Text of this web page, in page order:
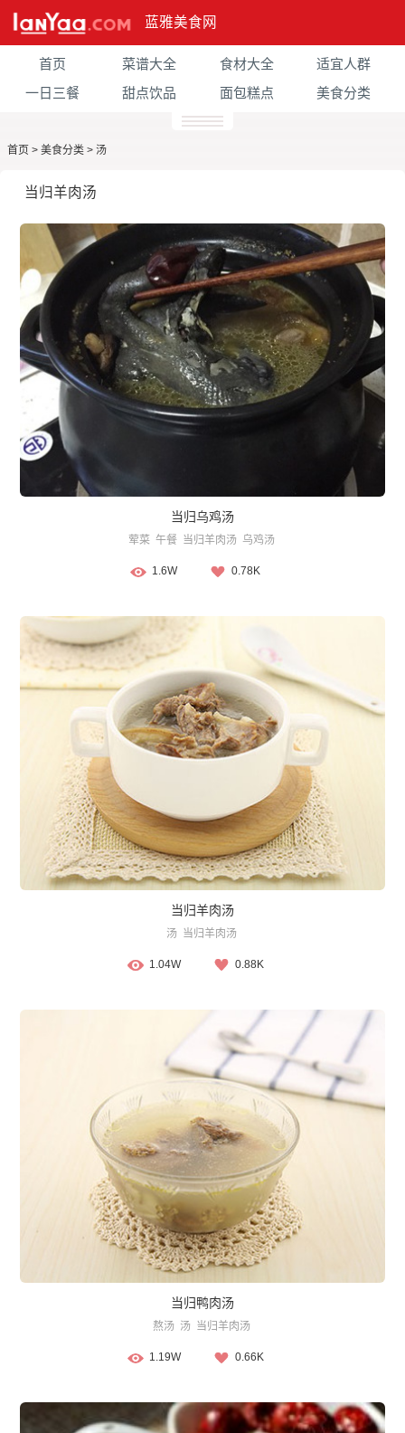
蓝雅美食网
首页 菜谱大全 食材大全
适宜人群
一日三餐
甜点饮品 面包糕点 美食分类
首页 > 美食分类 > 汤
当归羊肉汤
当归乌鸡汤
荤菜 午餐 当归羊肉汤 乌鸡汤
1.6W 0.78K
当归羊肉汤
汤 当归羊肉汤
1.04W 0.88K
当归鸭肉汤
熬汤 汤 当归羊肉汤
1.19W 0.66K